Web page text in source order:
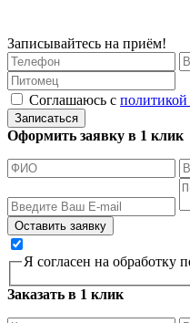
Записывайтесь на приём!
Соглашаюсь с
Записаться
Оформить заявку в 1 клик
Я согласен на обработку
Заказать в 1 клик